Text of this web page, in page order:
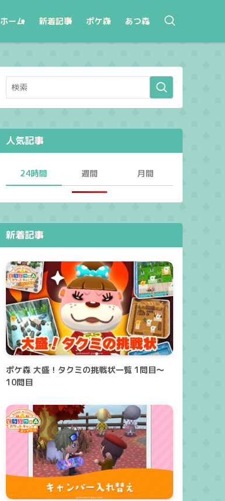
ホーム 新着記事 ポケ森 あつ森
人気記事
24時間 週間 月間
新着記事
ポケ森 大盛！タクミの挑戦状一覧 1問目～
10問目